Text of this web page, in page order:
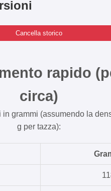
Cancella storico
rapido
circa)
grammi (assumendo la
g per tazza):